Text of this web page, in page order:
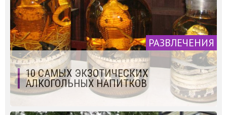
РАЗВЛЕЧЕНИЯ
10 САМЫХ ЭКЗОТИЧЕСКИХ
АЛКОГОЛЬНЫХ НАПИТКОВ